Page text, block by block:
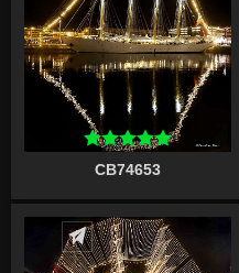
CB74653
Écrire un commentaire